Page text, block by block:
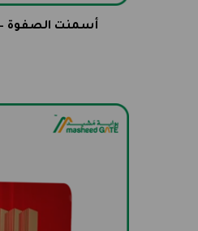
أسمنت الصفوة –